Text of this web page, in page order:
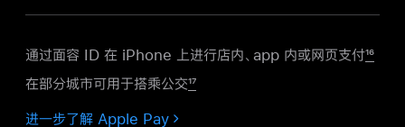
通过面容 ID 在 iPhone 上进行店内、app 内或网页支付16
在部分城市可用于搭乘公交17
进一步了解 Apple Pay